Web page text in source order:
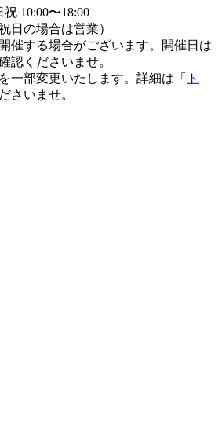
10:00〜18:00
日の場合は営業）
催する場合がございます。開催日は
認くださいませ。
一部変更いたします。詳細は「
ト
さいませ。